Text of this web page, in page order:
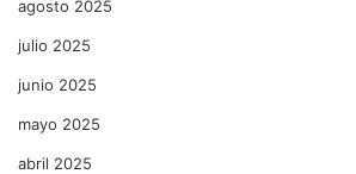
agosto 2025
julio 2025
junio 2025
mayo 2025
abril 2025